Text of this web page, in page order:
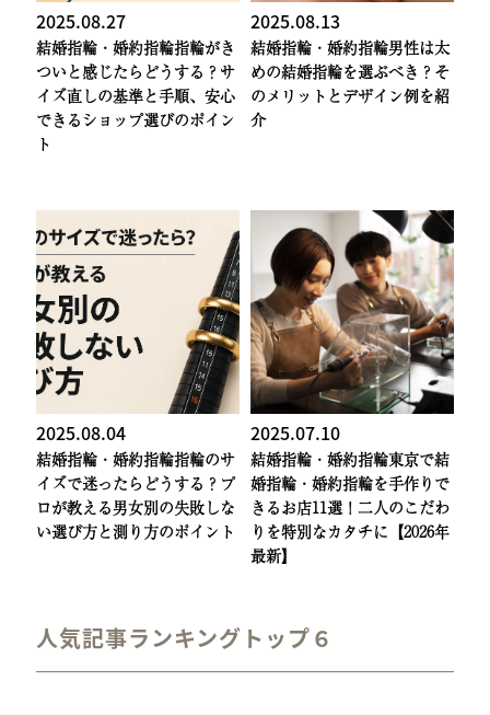
2025.08.27
結婚指輪・婚約指輪指輪がき
ついと感じたらどうする？サ
イズ直しの基準と手順、安心
できるショップ選びのポイン
ト
2025.08.13
結婚指輪・婚約指輪男性は太
めの結婚指輪を選ぶべき？そ
のメリットとデザイン例を紹
介
2025.08.04
結婚指輪・婚約指輪指輪のサ
イズで迷ったらどうする？プ
ロが教える男女別の失敗しな
い選び方と測り方のポイント
2025.07.10
結婚指輪・婚約指輪東京で結
婚指輪・婚約指輪を手作りで
きるお店11選！二人のこだわ
りを特別なカタチに【2026年
最新】
人気記事ランキングトップ６